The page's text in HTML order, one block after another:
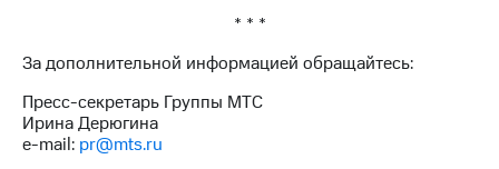
* * *
За дополнительной информацией обращайтесь:
Пресс-секретарь Группы МТС
Ирина Дерюгина
e-mail: pr@mts.ru